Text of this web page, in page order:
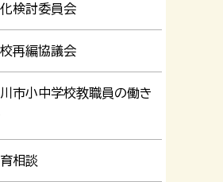
検討委員会
再編協議会
市小中学校教職員の働き
相談